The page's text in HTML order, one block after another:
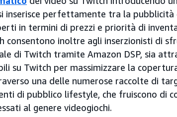
inserisce perfettamente tra la
in termini di prezzi e priorità di
consentono inoltre agli inserzionisti di
di Twitch tramite Amazon DSP, sia
su Twitch per massimizzare la
una delle numerose raccolte di
di pubblico lifestyle, che fruiscono di
al genere videogiochi.